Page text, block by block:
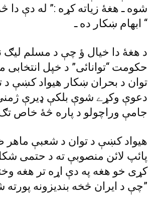
شوه ـ هغۀ زياته کړه :” له دې
ابهام ښکار ده ـ “
د هغۀ دا خيال ؤ چې د مسلم ليګ
حکومت “توانائى” د خپل انتخابى
توان د بحران ښکار هيواد کښې د
دعوې وکړے شوې بلکې ډيرې
جامې وراچولو د پاره څۀ خاص
هيواد کښې د توان د شعبې ماهر
پائپ لائن منصوبې ته د حتمى
کړى خو هغه په دې اړه تر هغه
چې د ايران څخه بنديزونه پورته شوي نۀ وي ـ”